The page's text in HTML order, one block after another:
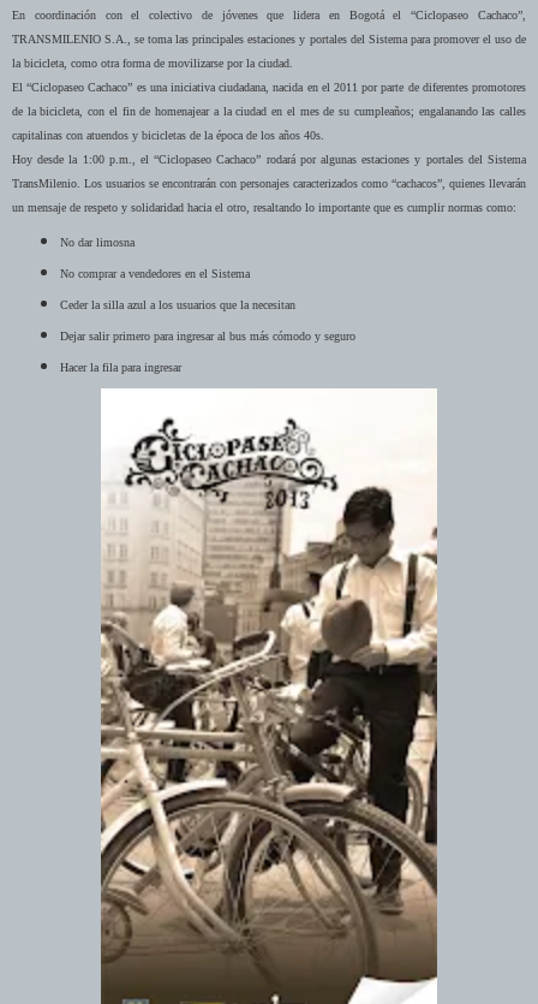
En coordinación con el colectivo de jóvenes que lidera en Bogotá el “Ciclopaseo Cachaco”,
TRANSMILENIO S.A., se toma las principales estaciones y portales del Sistema para promover el uso de
la bicicleta, como otra forma de movilizarse por la ciudad.
El “Ciclopaseo Cachaco” es una iniciativa ciudadana, nacida en el 2011 por parte de diferentes promotores
de la bicicleta, con el fin de homenajear a la ciudad en el mes de su cumpleaños; engalanando las calles
capitalinas con atuendos y bicicletas de la época de los años 40s.
Hoy desde la 1:00 p.m., el “Ciclopaseo Cachaco” rodará por algunas estaciones y portales del Sistema
TransMilenio. Los usuarios se encontrarán con personajes caracterizados como “cachacos”, quienes llevarán
un mensaje de respeto y solidaridad hacia el otro, resaltando lo importante que es cumplir normas como:
No dar limosna
No comprar a vendedores en el Sistema
Ceder la silla azul a los usuarios que la necesitan
Dejar salir primero para ingresar al bus más cómodo y seguro
Hacer la fila para ingresar